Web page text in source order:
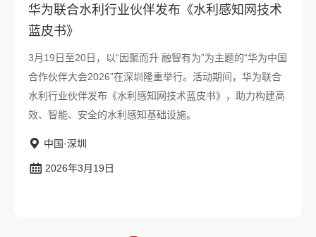
华为联合水利行业伙伴发布《水利感知网技术
蓝皮书》
3月19日至20日，以“因聚而升 融智有为”为主题的“华为中国
合作伙伴大会2026”在深圳隆重举行。活动期间，华为联合
水利行业伙伴发布《水利感知网技术蓝皮书》，助力构建高
效、智能、安全的水利感知基础设施。
中国·深圳
2026年3月19日